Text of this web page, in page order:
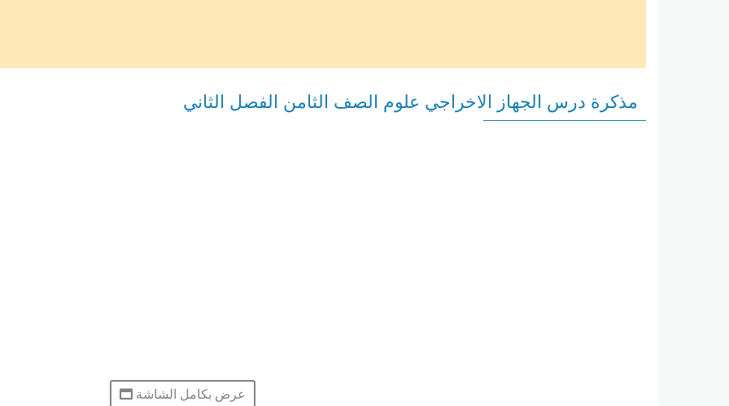
مذكرة درس الجهاز الاخراجي علوم الصف الثامن الفصل الثاني
عرض بكامل الشاشة